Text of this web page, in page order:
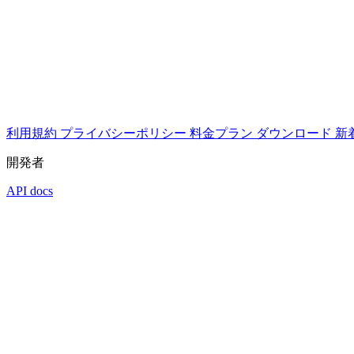
利用規約 プライバシーポリシー 料金プラン ダウンロード 新
開発者
API docs